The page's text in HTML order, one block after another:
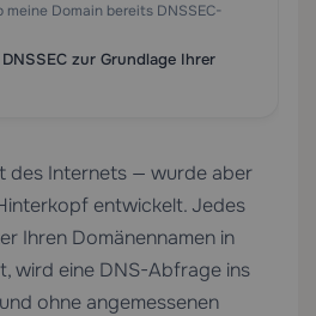
meine Domain bereits DNSSEC-
zur Grundlage Ihrer
des Internets — wurde aber
entwickelt. Jedes
Ihren Domänennamen in
wird eine DNS-Abfrage ins
ohne angemessenen